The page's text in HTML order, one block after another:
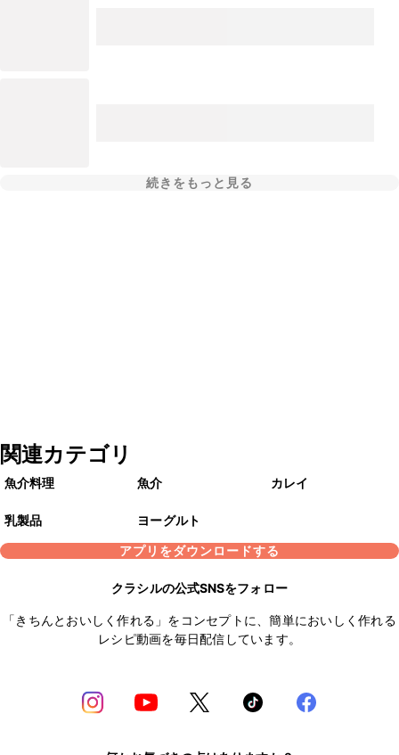
続きをもっと見る
関連カテゴリ
魚介料理 魚介 カレイ
乳製品
ヨーグルト
アプリをダウンロードする
クラシルの公式SNSをフォロー
「きちんとおいしく作れる」をコンセプトに、簡単においしく作れる
レシピ動画を毎日配信しています。